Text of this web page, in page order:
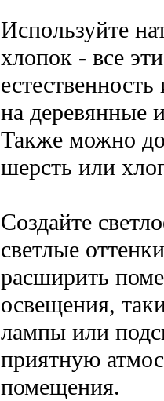
Используйте
хлопок - все
на деревянные
Также можно
шерсть или
Создайте
светлые
расширить
освещения,
лампы или
приятную
помещения.